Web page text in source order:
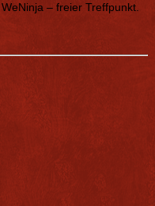
– freier Treffpunkt.